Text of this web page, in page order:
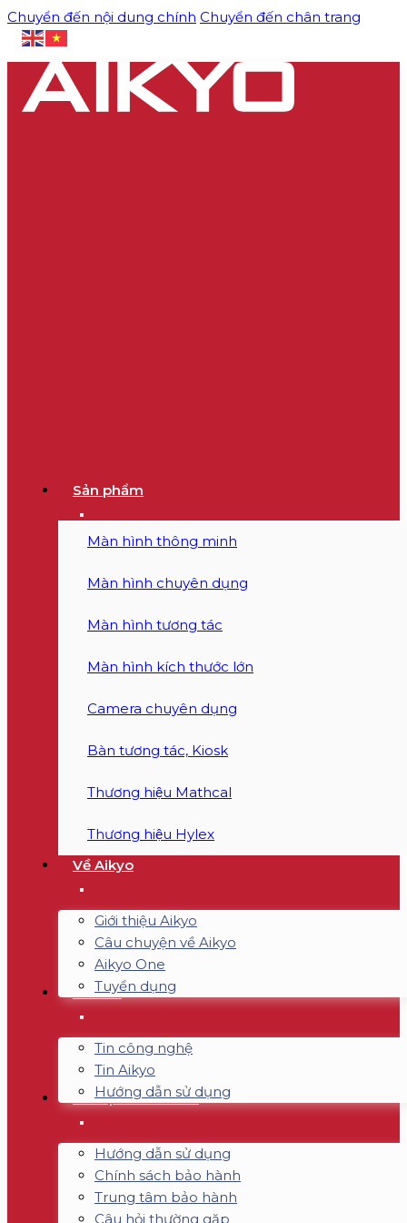
Chuyển đến nội dung chính Chuyển đến chân trang
Sản phẩm
Màn hình thông minh
Màn hình chuyên dụng
Màn hình tương tác
Màn hình kích thước lớn
Camera chuyên dụng
Bàn tương tác, Kiosk
Thương hiệu Mathcal
Thương hiệu Hylex
Về Aikyo
Giới thiệu Aikyo
Câu chuyện về Aikyo
Aikyo One
Tuyển dụng
Tin tức
Tin công nghệ
Tin Aikyo
Hướng dẫn sử dụng
Hỗ trợ & Bảo hành
Hướng dẫn sử dụng
Chính sách bảo hành
Trung tâm bảo hành
Câu hỏi thường gặp